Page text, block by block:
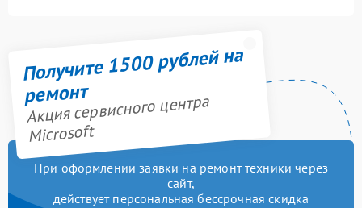
Получите 1500 рублей на
ремонт
Акция сервисного центра
Microsoft
При оформлении заявки на ремонт техники через
сайт,
действует персональная бессрочная скидка